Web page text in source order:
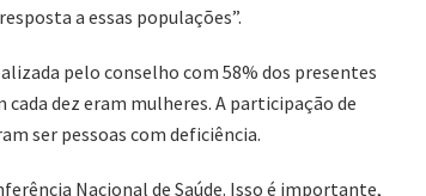
a essas populações”.
pelo conselho com 58% dos presentes
dez eram mulheres. A participação de
ser pessoas com deficiência.
Nacional de Saúde. Isso é importante,